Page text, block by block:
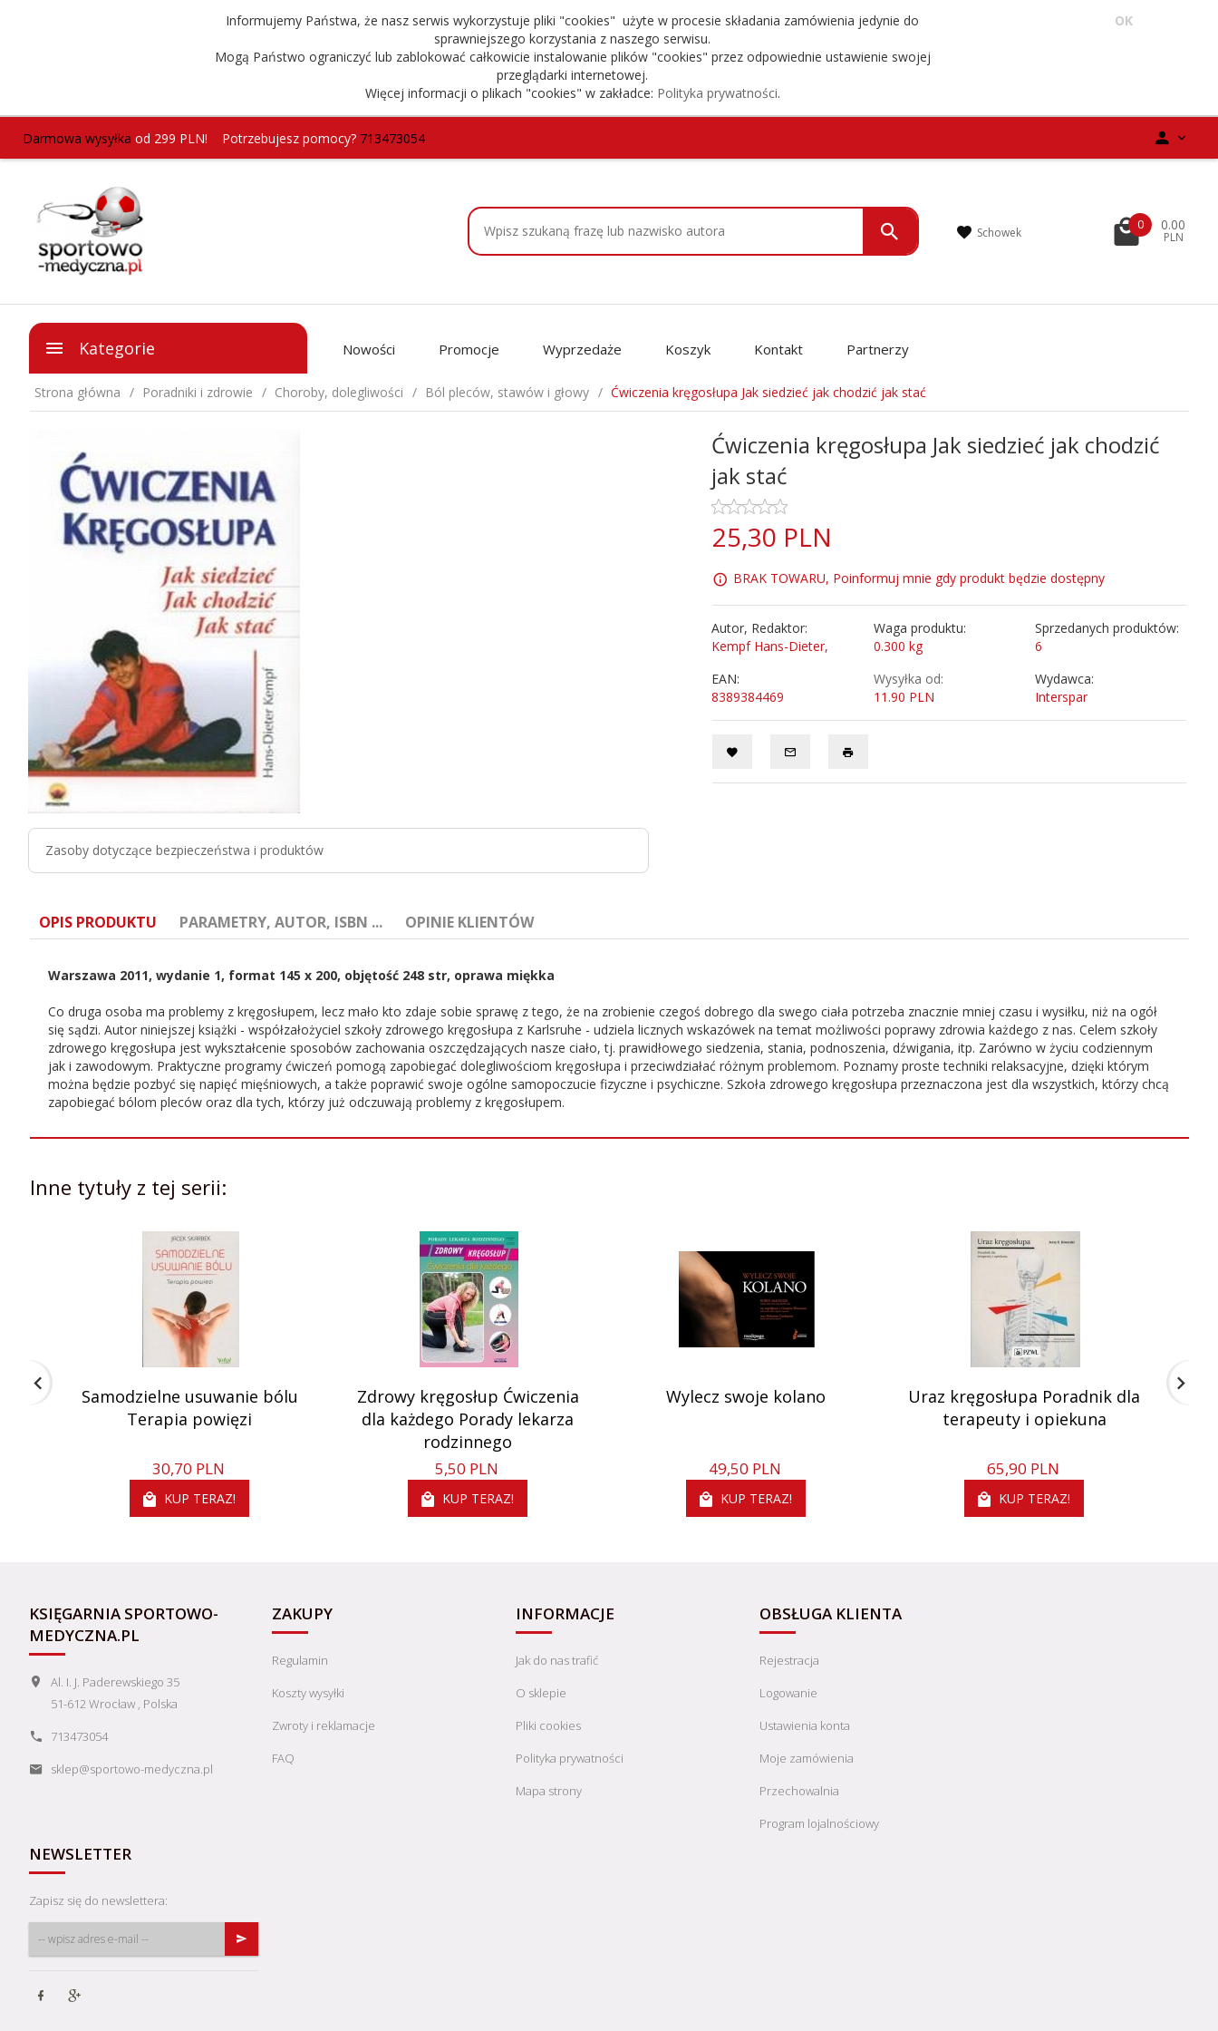
Informujemy Państwa, że nasz serwis wykorzystuje pliki "cookies" użyte w procesie składania zamówienia jedynie do
sprawniejszego korzystania z naszego serwisu.
Mogą Państwo ograniczyć lub zablokować całkowicie instalowanie plików "cookies" przez odpowiednie ustawienie swojej
przeglądarki internetowej.
Więcej informacji o plikach "cookies" w zakładce: Polityka prywatności.
OK
Darmowa wysyłka od 299 PLN! Potrzebujesz pomocy?713473054
Schowek
0 0.00
PLN
Kategorie Nowości Promocje Wyprzedaże Koszyk Kontakt Partnerzy
Strona główna Poradniki i zdrowie Choroby, dolegliwości Ból pleców, stawów i głowy Ćwiczenia kręgosłupa Jak siedzieć jak chodzić jak stać
Zasoby dotyczące bezpieczeństwa i produktów
Ćwiczenia kręgosłupa Jak siedzieć jak chodzić
jak stać
25,30 PLN
BRAK TOWARU, Poinformuj mnie gdy produkt będzie dostępny
Autor, Redaktor:
Kempf Hans-Dieter,
Waga produktu:
0.300 kg
Sprzedanych produktów:
6
EAN:
8389384469
Wysyłka od:
11.90 PLN
Wydawca:
Interspar
OPIS PRODUKTU PARAMETRY, AUTOR, ISBN ... OPINIE KLIENTÓW
Warszawa 2011, wydanie 1, format 145 x 200, objętość 248 str, oprawa miękka
Co druga osoba ma problemy z kręgosłupem, lecz mało kto zdaje sobie sprawę z tego, że na zrobienie czegoś dobrego dla swego ciała potrzeba znacznie mniej czasu i wysiłku, niż na ogół
się sądzi. Autor niniejszej książki - współzałożyciel szkoły zdrowego kręgosłupa z Karlsruhe - udziela licznych wskazówek na temat możliwości poprawy zdrowia każdego z nas. Celem szkoły
zdrowego kręgosłupa jest wykształcenie sposobów zachowania oszczędzających nasze ciało, tj. prawidłowego siedzenia, stania, podnoszenia, dźwigania, itp. Zarówno w życiu codziennym
jak i zawodowym. Praktyczne programy ćwiczeń pomogą zapobiegać dolegliwościom kręgosłupa i przeciwdziałać różnym problemom. Poznamy proste techniki relaksacyjne, dzięki którym
można będzie pozbyć się napięć mięśniowych, a także poprawić swoje ogólne samopoczucie fizyczne i psychiczne. Szkoła zdrowego kręgosłupa przeznaczona jest dla wszystkich, którzy chcą
zapobiegać bólom pleców oraz dla tych, którzy już odczuwają problemy z kręgosłupem.
ISBN: 83-89384-46-9
Autor: Kempf Hans-Dieter
Inne tytuły z tej serii:
Samodzielne usuwanie bólu
Terapia powięzi
30,70 PLN
KUP TERAZ!
Zdrowy kręgosłup Ćwiczenia
dla każdego Porady lekarza
rodzinnego
5,50 PLN
KUP TERAZ!
Wylecz swoje kolano
49,50 PLN
KUP TERAZ!
Uraz kręgosłupa Poradnik dla
terapeuty i opiekuna
65,90 PLN
KUP TERAZ!
KSIĘGARNIA SPORTOWO-
MEDYCZNA.PL
Al. I. J. Paderewskiego 35
51-612 Wrocław, Polska
713473054
sklep@sportowo-medyczna.pl
ZAKUPY
Regulamin
Koszty wysyłki
Zwroty i reklamacje
FAQ
INFORMACJE
Jak do nas trafić
O sklepie
Pliki cookies
Polityka prywatności
Mapa strony
OBSŁUGA KLIENTA
Rejestracja
Logowanie
Ustawienia konta
Moje zamówienia
Przechowalnia
Program lojalnościowy
NEWSLETTER
Zapisz się do newslettera: